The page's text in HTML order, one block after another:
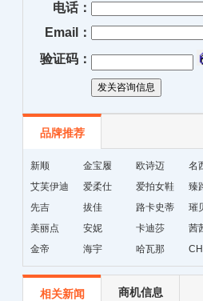
电话：
Email：
验证码：
品牌推荐
新顺 金宝履 欧诗迈 名
艾芙伊迪
爱柔仕 爱拍女鞋 臻
先吉
拔佳
路卡史蒂
芙
璀
美丽点
安妮 卡迪莎 茜
金帝
海宇 哈瓦那
相关新闻 商机信息